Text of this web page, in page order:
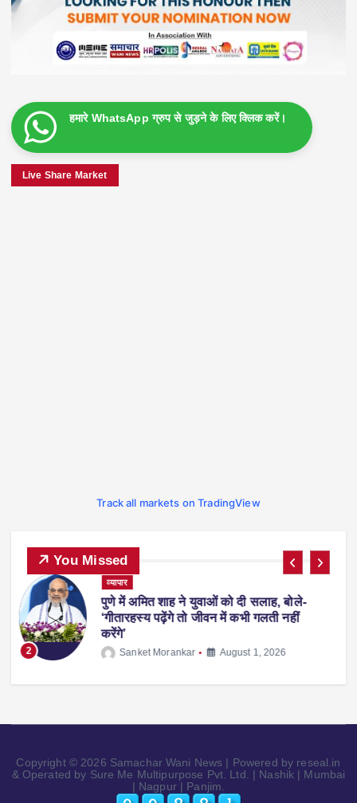
हमारे WhatsApp ग्रुप से जुड़ने के लिए क्लिक करें।
Live Share Market
Track all markets on TradingView
You Missed
ट्रेंडिंग
फीफा वर्ल्ड कप 2026 से लौटते समय एरलिंग
हालैंड अपने साथ ले आए ‘व्हिस्की रैकून’, वजह
जानकर रह जाएंगे हैरान
Sanket Morankar July 14, 2026
Copyright © 2026 Samachar Wani News | Powered by reseal.in
& Operated by Sure Me Multipurpose Pvt. Ltd. | Nashik | Mumbai
| Nagpur | Panjim.